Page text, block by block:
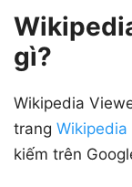
gì?
Wikipedia
trang Wikipedia
kiếm trên